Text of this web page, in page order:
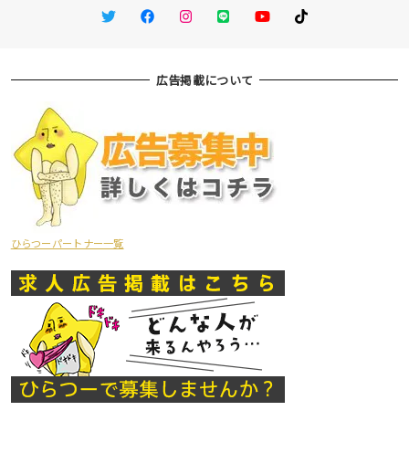
TwitterFacebookInstagram
LINE You TubeTikTok
広告掲載について
ひらつーパートナー一覧